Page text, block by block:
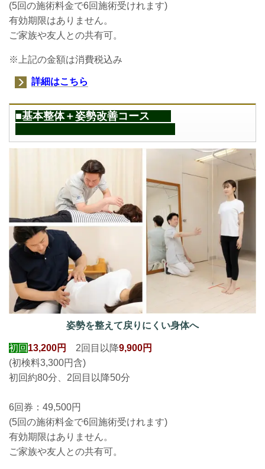
(5回の施術料金で6回施術受けれます)
有効期限はありません。
ご家族や友人との共有可。
※上記の金額は消費税込み
詳細はこちら
■基本整体＋姿勢改善コース
姿勢を整えて戻りにくい身体へ
初回 13,200円 2回目以降9,900円
(初検料3,300円含)
初回約80分、2回目以降50分
6回券：49,500円
(5回の施術料金で6回施術受けれます)
有効期限はありません。
ご家族や友人との共有可。